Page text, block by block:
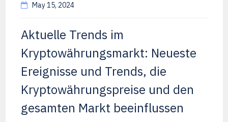
May 15, 2024
Aktuelle Trends im
Kryptowährungsmarkt: Neueste
Ereignisse und Trends, die
Kryptowährungspreise und den
gesamten Markt beeinflussen